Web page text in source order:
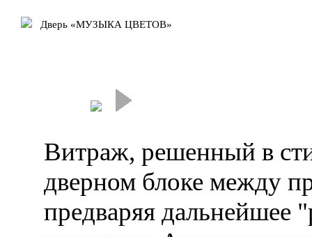
Дверь «МУЗЫКА ЦВЕТОВ»
Витраж, решенный в
дверном блоке между
предваряя дальнейшее